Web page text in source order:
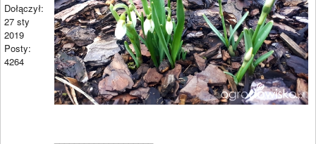
Dołączył:
27 sty
2019
Posty:
4264